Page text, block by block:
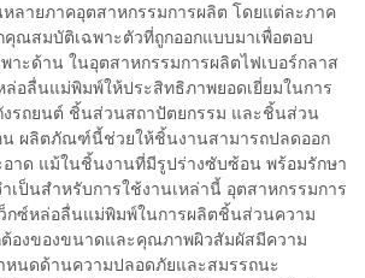
ลายภาคอุตสาหกรรมการผลิต โดยแต่ละภาค
ณสมบัติเฉพาะตัวที่ถูกออกแบบมาเพื่อตอบ
าะด้าน ในอุตสาหกรรมการผลิตไฟเบอร์กลาส
อลื่นแม่พิมพ์ให้ประสิทธิภาพยอดเยี่ยมในการ
ถังรถยนต์ ชิ้นส่วนสถาปัตยกรรม และชิ้นส่วน
น ผลิตภัณฑ์นี้ช่วยให้ชิ้นงานสามารถปลดออก
อาด แม้ในชิ้นงานที่มีรูปร่างซับซ้อน พร้อมรักษา
ป็นสำหรับการใช้งานเหล่านี้ อุตสาหกรรมการ
กซ์หล่อลื่นแม่พิมพ์ในการผลิตชิ้นส่วนความ
องของขนาดและคุณภาพผิวสัมผัสมีความ
หนดด้านความปลอดภัยและสมรรถนะ